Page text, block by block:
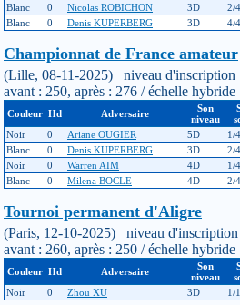
Blanc
0 Nicolas ROBICHON 3D 2/4
Blanc
0 Denis KUPERBERG 3D 4/4
Championnat de France amateur
(Lille, 08-11-2025) niveau d'inscription
avant : 250, après : 276 / échelle
Couleur Hd Adversaire
Son
niveau
Noir
0 Ariane OUGIER 5D 1/4
Blanc
0 Denis KUPERBERG 3D 2/4
Noir
0 Warren AIM 4D 1/4
Blanc
0 Milena BOCLE 4D 2/4
Tournoi permanent d'Aligre
(Paris, 12-10-2025) niveau
avant : 260, après : 250 / échelle
Couleur Hd Adversaire
Son
niveau
Noir
0 Zhou XU 3D 1/1